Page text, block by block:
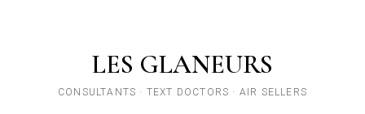
LES GLANEURS
CONSULTANTS · TEXT DOCTORS · AIR SELLERS